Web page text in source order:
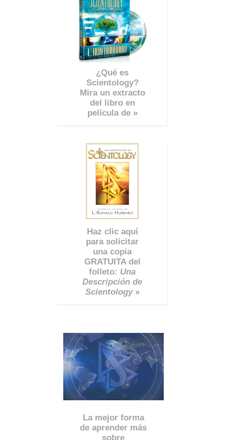
¿Qué es
Scientology?
Mira un extracto
del libro en
película de »
Haz clic aquí
para solicitar
una copia
GRATUITA del
folleto: Una
Descripción de
Scientology»
La mejor forma
de aprender más
sobre